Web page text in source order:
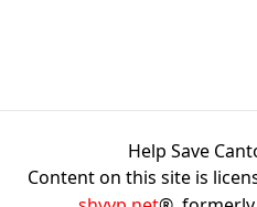
Help Save
Content on this site is